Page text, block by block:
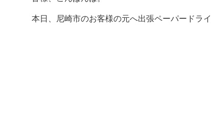
本日、尼崎市のお客様の元へ出張ペーパードラ